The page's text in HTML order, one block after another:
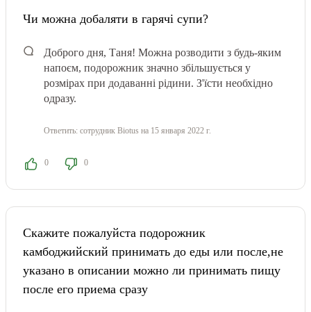
Чи можна добаляти в гарячі супи?
Доброго дня, Таня! Можна розводити з будь-яким
напоєм, подорожник значно збільшується у
розмірах при додаванні рідини. З'їсти необхідно
одразу.
Ответить: сотрудник Biotus на 15 января 2022 г.
0 0
Скажите пожалуйста подорожник
камбоджийский принимать до еды или после,не
указано в описании можно ли принимать пищу
после его приема сразу